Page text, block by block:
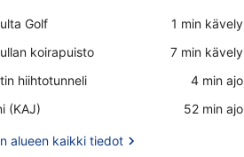
Golf
‪1 min
koirapuisto
‪7 min
hiihtotunneli
‪4 min
(KAJ)
‪52 min
alueen kaikki tiedot